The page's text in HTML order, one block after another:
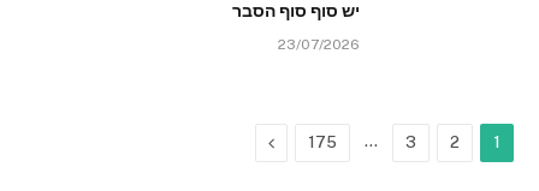
יש סוף סוף הסבר
23/07/2026
1
2
3
…
175
Next